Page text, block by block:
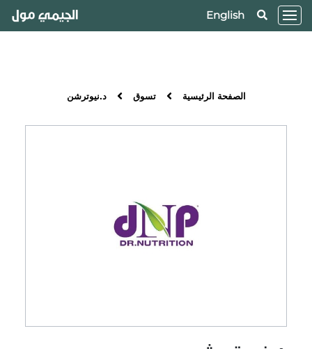
English
الصفحة الرئيسية تسوق د.نيوترشن